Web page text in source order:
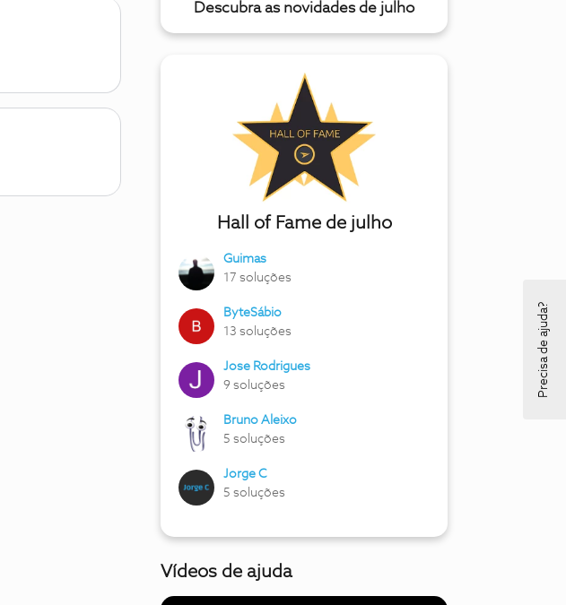
Descubra as novidades de julho
Hall of Fame de julho
Guimas
17 soluções
ByteSábio
13 soluções
Jose Rodrigues
9 soluções
Bruno Aleixo
5 soluções
Jorge C
5 soluções
Vídeos de ajuda
Precisa de ajuda?